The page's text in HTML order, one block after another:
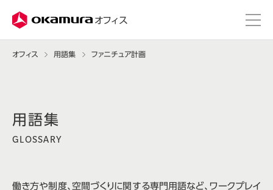
オフィス
オフィス 用語集 ファニチュア計画
GLOSSARY
働き方や制度、空間づくりに関する専門用語など、ワークプレイ